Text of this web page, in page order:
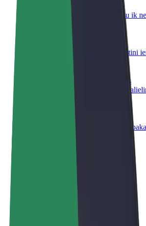
Piegādā ēdienu un saņem izmaksu ik
Sasniedz vairāk klientu un paaugstini
Reģistrējies kā autoparka īpašnieks
Pievieno savu autoparku Bolt un
Bolt for Business
Tavam uzņēmumam pielāgoti Bolt